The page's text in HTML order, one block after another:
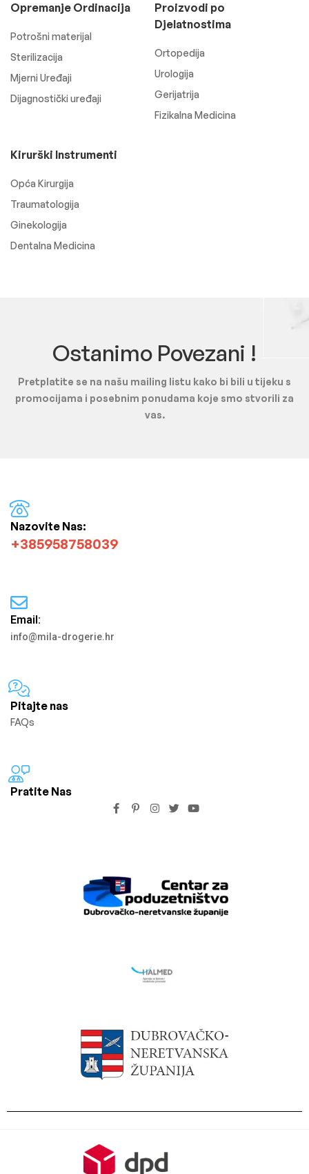
Opremanje Ordinacija
Potrošni materijal
Sterilizacija
Mjerni Uređaji
Dijagnostički uređaji
Proizvodi po
Djelatnostima
Ortopedija
Urologija
Gerijatrija
Fizikalna Medicina
Kirurški Instrumenti
Opća Kirurgija
Traumatologija
Ginekologija
Dentalna Medicina
Ostanimo Povezani !
Pretplatite se na našu mailing listu kako bi bili u tijeku s
promocijama i posebnim ponudama koje smo stvorili za
vas.
Nazovite Nas:
+385958758039
Email:
info@mila-drogerie.hr
Pitajte nas
FAQs
Pratite Nas